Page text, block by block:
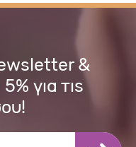
&
για τις